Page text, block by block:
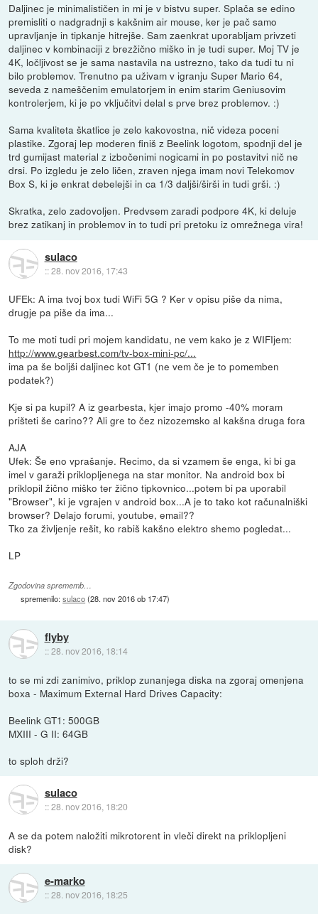
Daljinec je minimalističen in mi je v bistvu super. Splača se edino
premisliti o nadgradnji s kakšnim air mouse, ker je pač samo
upravljanje in tipkanje hitrejše. Sam zaenkrat uporabljam privzeti
daljinec v kombinaciji z brezžično miško in je tudi super. Moj TV je
4K, ločljivost se je sama nastavila na ustrezno, tako da tudi tu ni
bilo problemov. Trenutno pa uživam v igranju Super Mario 64,
seveda z nameščenim emulatorjem in enim starim Geniusovim
kontrolerjem, ki je po vključitvi delal s prve brez problemov. :)
Sama kvaliteta škatlice je zelo kakovostna, nič videza poceni
plastike. Zgoraj lep moderen finiš z Beelink logotom, spodnji del je
trd gumijast material z izbočenimi nogicami in po postavitvi nič ne
drsi. Po izgledu je zelo ličen, zraven njega imam novi Telekomov
Box S, ki je enkrat debelejši in ca 1/3 daljši/širši in tudi grši. :)
Skratka, zelo zadovoljen. Predvsem zaradi podpore 4K, ki deluje
brez zatikanj in problemov in to tudi pri pretoku iz omrežnega vira!
sulaco
::28. nov 2016, 17:43
UFEk: A ima tvoj box tudi WiFi 5G ? Ker v opisu piše da nima,
drugje pa piše da ima...
To me moti tudi pri mojem kandidatu, ne vem kako je z WIFIjem:
http://www.gearbest.com/tv-box-mini-pc/...
ima pa še boljši daljinec kot GT1 (ne vem če je to pomemben
podatek?)
Kje si pa kupil? A iz gearbesta, kjer imajo promo -40% moram
prišteti še carino?? Ali gre to čez nizozemsko al kakšna druga fora
AJA
Ufek: Še eno vprašanje. Recimo, da si vzamem še enga, ki bi ga
imel v garaži priklopljenega na star monitor. Na android box bi
priklopil žično miško ter žično tipkovnico...potem bi pa uporabil
"Browser", ki je vgrajen v android box...A je to tako kot računalniški
browser? Delajo forumi, youtube, email??
Tko za življenje rešit, ko rabiš kakšno elektro shemo pogledat...
LP
Zgodovina sprememb…
spremenilo:sulaco(28. nov 2016 ob 17:47)
flyby
::28. nov 2016, 18:14
to se mi zdi zanimivo, priklop zunanjega diska na zgoraj omenjena
boxa - Maximum External Hard Drives Capacity:
Beelink GT1: 500GB
MXIII - G II: 64GB
to sploh drži?
sulaco
::28. nov 2016, 18:20
A se da potem naložiti mikrotorent in vleči direkt na priklopljeni
disk?
e-marko
::28. nov 2016, 18:25